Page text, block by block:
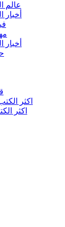
عالم
أخبار
أخبار
اكثر
اكثر